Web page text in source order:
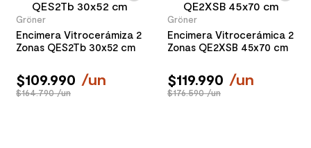
Gröner
Encimera Vitrocerámiza 2
Zonas QES2Tb 30x52 cm
$109.990 /un
$164.790 /un
Gröner
Encimera Vitrocerámica 2
Zonas QE2XSB 45x70 cm
$119.990 /un
$176.590 /un